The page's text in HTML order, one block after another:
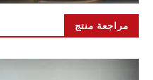
مراجعة منتج